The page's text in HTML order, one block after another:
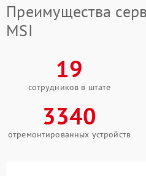
Преимущества
MSI
19
сотрудников в штате
3340
отремонтированных устройств